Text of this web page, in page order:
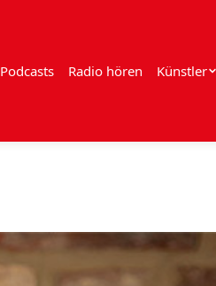
Podcasts Radio hören Künstler